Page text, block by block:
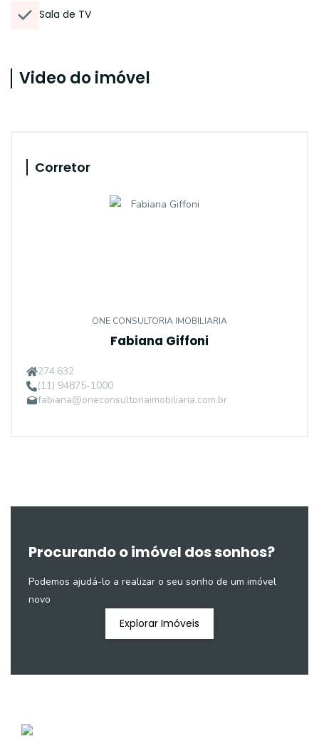
Sala de TV
Video do imóvel
Corretor
ONE CONSULTORIA IMOBILIARIA
Fabiana Giffoni
274.632
(11) 94875-1000
fabiana@oneconsultoriaimobiliaria.com.br
Procurando o imóvel dos sonhos?
Podemos ajudá-lo a realizar o seu sonho de um imóvel
novo
Explorar Imóveis